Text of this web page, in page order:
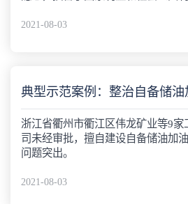
2021-08-03
典型示范案例：整治自备储
浙江省衢州市衢江区伟龙矿业等9
司未经审批，擅自建设自备储油加
问题突出。
2021-08-03